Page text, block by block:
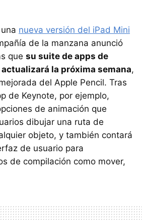
nueva versión del iPad Mini
de la manzana anunció
que su suite de apps de
actualizará la próxima semana,
del Apple Pencil. Tras
de Keynote, por ejemplo,
de animación que
dibujar una ruta de
objeto, y también contará
de usuario para
de compilación como mover,